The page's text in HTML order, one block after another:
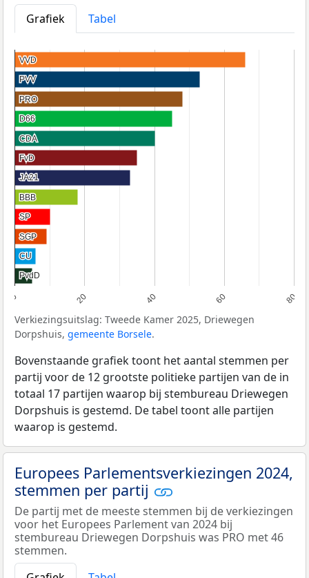
Grafiek
Tabel
0 20 40 60 80
VVD
VVD
PVV
PVV
PRO
PRO
D66
D66
CDA
CDA
FvD
FvD
JA21
JA21
BBB
BBB
SP
SP
SGP
SGP
CU
CU
PvdD
PvdD
Verkiezingsuitslag: Tweede Kamer 2025, Driewegen
Dorpshuis, gemeente Borsele.
Bovenstaande grafiek toont het aantal stemmen per
partij voor de 12 grootste politieke partijen van de in
totaal 17 partijen waarop bij stembureau Driewegen
Dorpshuis is gestemd. De tabel toont alle partijen
waarop is gestemd.
Europees Parlementsverkiezingen 2024,
stemmen per partij
De partij met de meeste stemmen bij de verkiezingen
voor het Europees Parlement van 2024 bij
stembureau Driewegen Dorpshuis was PRO met 46
stemmen.